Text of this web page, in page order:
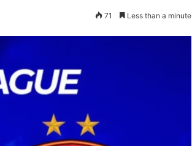
71 Less than a minute